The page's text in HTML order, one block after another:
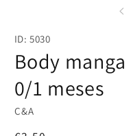
modal
ID: 5030
Body
0/1 meses
C&A